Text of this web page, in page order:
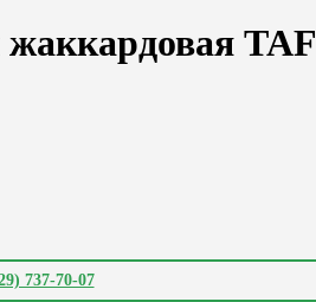
жаккардовая
737-70-07